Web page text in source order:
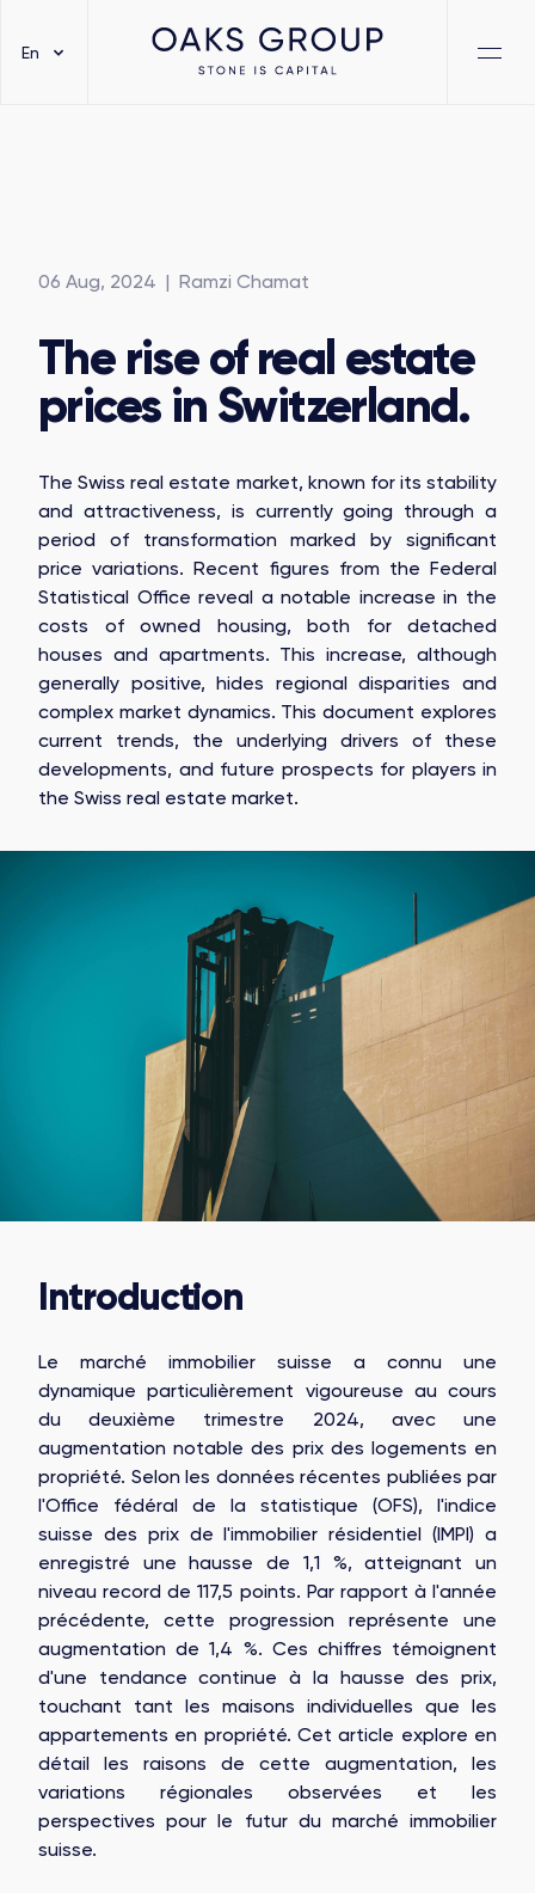
En
06 Aug, 2024 | Ramzi Chamat
The rise of real estate
prices in Switzerland.
The Swiss real estate market, known for its stability
and attractiveness, is currently going through a
period of transformation marked by significant
price variations. Recent figures from the Federal
Statistical Office reveal a notable increase in the
costs of owned housing, both for detached
houses and apartments. This increase, although
generally positive, hides regional disparities and
complex market dynamics. This document explores
current trends, the underlying drivers of these
developments, and future prospects for players in
the Swiss real estate market.
Introduction
Le marché immobilier suisse a connu une
dynamique particulièrement vigoureuse au cours
du deuxième trimestre 2024, avec une
augmentation notable des prix des logements en
propriété. Selon les données récentes publiées par
l'Office fédéral de la statistique (OFS), l'indice
suisse des prix de l'immobilier résidentiel (IMPI) a
enregistré une hausse de 1,1 %, atteignant un
niveau record de 117,5 points. Par rapport à l'année
précédente, cette progression représente une
augmentation de 1,4 %. Ces chiffres témoignent
d'une tendance continue à la hausse des prix,
touchant tant les maisons individuelles que les
appartements en propriété. Cet article explore en
détail les raisons de cette augmentation, les
variations régionales observées et les
perspectives pour le futur du marché immobilier
suisse.